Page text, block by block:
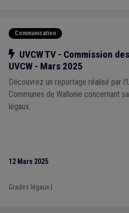
Communication
Notre action
UVCW TV - Commission
UVCW - Mars 2025
Découvrez un reportage réalisé par
Communes de Wallonie concernant
légaux.
12 Mars 2025
Grades légaux|